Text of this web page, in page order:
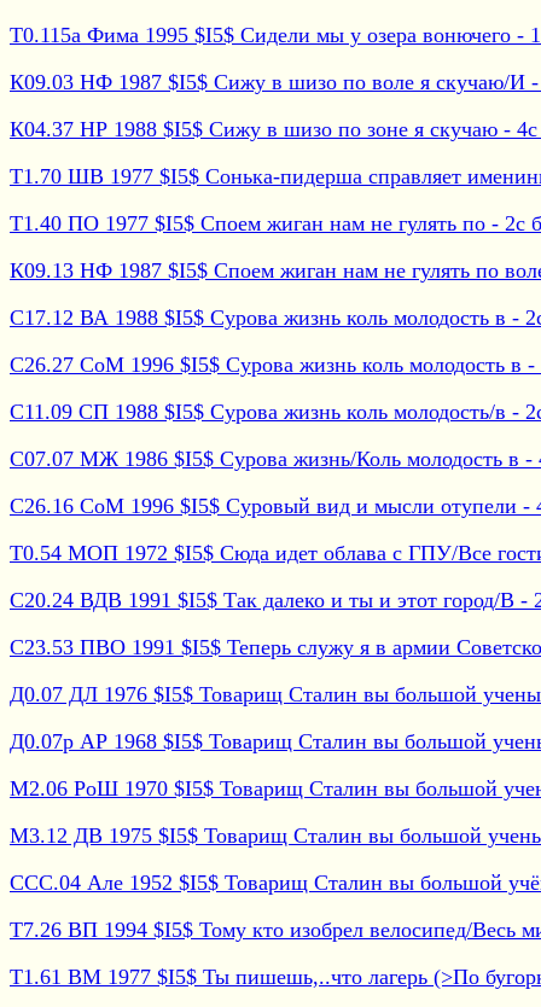
Т0.115а Фима 1995 $I5$ Сидели мы у озера вонючего -
К09.03 НФ 1987 $I5$ Сижу в шизо по воле я скучаю/И -
К04.37 НР 1988 $I5$ Сижу в шизо по зоне я скучаю - 4с
Т1.70 ШВ 1977 $I5$ Сонька-пидерша справляет
Т1.40 ПО 1977 $I5$ Споем жиган нам не гулять по - 2с
К09.13 НФ 1987 $I5$ Споем жиган нам не гулять по
С17.12 ВА 1988 $I5$ Сурова жизнь коль молодость в -
С26.27 СоМ 1996 $I5$ Сурова жизнь коль молодость в -
С11.09 СП 1988 $I5$ Сурова жизнь коль молодость/в -
С07.07 МЖ 1986 $I5$ Сурова жизнь/Коль молодость в -
С26.16 СоМ 1996 $I5$ Суровый вид и мысли отупели -
Т0.54 МОП 1972 $I5$ Сюда идет облава с ГПУ/Все
С20.24 ВДВ 1991 $I5$ Так далеко и ты и этот город/В -
С23.53 ПВО 1991 $I5$ Теперь служу я в армии
Д0.07 ДЛ 1976 $I5$ Товарищ Сталин вы большой
Д0.07р АР 1968 $I5$ Товарищ Сталин вы большой
М2.06 РоШ 1970 $I5$ Товарищ Сталин вы большой
М3.12 ДВ 1975 $I5$ Товарищ Сталин вы большой
ССС.04 Але 1952 $I5$ Товарищ Сталин вы большой
Т7.26 ВП 1994 $I5$ Тому кто изобрел велосипед/Весь
Т1.61 ВМ 1977 $I5$ Ты пишешь,..что лагерь (>По